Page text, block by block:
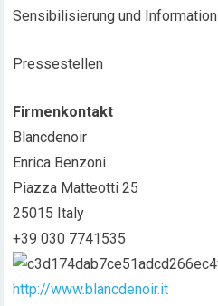
Sensibilisierung und
Pressestellen
Firmenkontakt
Blancdenoir
Enrica Benzoni
Piazza Matteotti 25
25015 Italy
+39 030 7741535
http://www.blancdenoir.it